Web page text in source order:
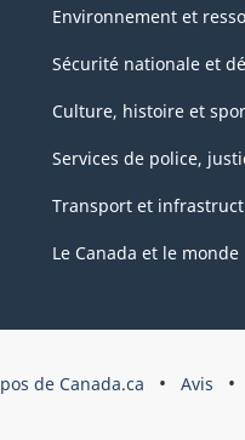
Environnement et
Sécurité nationale et
Culture, histoire et
Services de police,
Transport et
Le Canada et le monde
de Canada.ca Avis